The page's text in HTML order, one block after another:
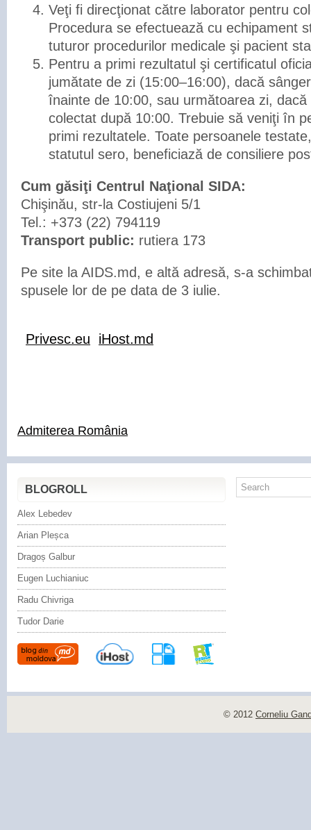
Veţi fi direcţionat către laborator pentru
Procedura se efectuează cu echipament
tuturor procedurilor medicale şi pacient
Pentru a primi rezultatul şi certificatul
jumătate de zi (15:00–16:00), dacă
înainte de 10:00, sau următoarea zi,
colectat după 10:00. Trebuie să veniţi în
primi rezultatele. Toate persoanele
statutul sero, beneficiază de consiliere
Cum găsiţi Centrul Naţional SIDA:
Chişinău, str-la Costiujeni 5/1
Tel.: +373 (22) 794119
Transport public: rutiera 173
Pe site la AIDS.md, e altă adresă, s-a
spusele lor de pe data de 3 iulie.
Privesc.eu iHost.md
Admiterea România
BLOGROLL
Alex Lebedev
Arian Pleșca
Dragoș Galbur
Eugen Luchianiuc
Radu Chivriga
Tudor Darie
© 2012 Corneliu